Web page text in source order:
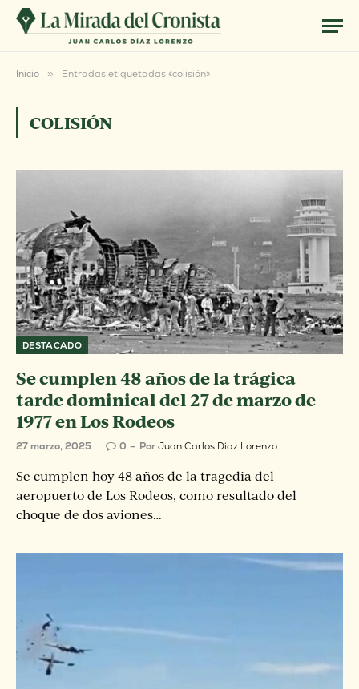
Inicio » Entradas etiquetadas «colisión»
COLISIÓN
DESTACADO
Se cumplen 48 años de la trágica
tarde dominical del 27 de marzo de
1977 en Los Rodeos
27 marzo, 2025 0 PorJuan Carlos Diaz Lorenzo
Se cumplen hoy 48 años de la tragedia del
aeropuerto de Los Rodeos, como resultado del
choque de dos aviones…